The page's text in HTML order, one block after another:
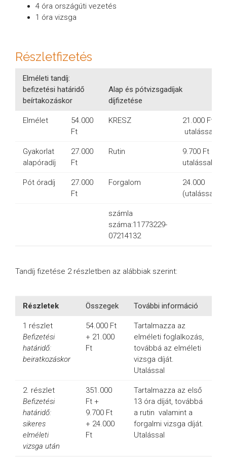
4 óra országúti vezetés
1 óra vizsga
Részletfizetés
Elméleti tandíj:
befizetési határidő
beírtakozáskor
Alap és pótvizsgadíjak
díjfizetése
Elmélet
54.000
Ft
KRESZ
21.000 Ft
utalással
Gyakorlat
alapóradíj
27.000
Ft
Rutin
9.700 Ft
utalással
Pót óradíj
27.000
Ft
Forgalom
24.000
(utalással)
számla
száma:11773229-
07214132
Tandíj fizetése 2 részletben az alábbiak szerint:
Részletek Összegek További információ
1 részlet
Befizetési
határidő:
beiratkozáskor
54.000 Ft
+ 21.000
Ft
Tartalmazza az
elméleti foglalkozás,
továbbá az elméleti
vizsga díját.
Utalással
2. részlet
Befizetési
határidő:
sikeres
elméleti
vizsga után
351.000
Ft +
9.700 Ft
+ 24.000
Ft
Tartalmazza az első
13 óra díját, továbbá
a rutin valamint a
forgalmi vizsga díját.
Utalással